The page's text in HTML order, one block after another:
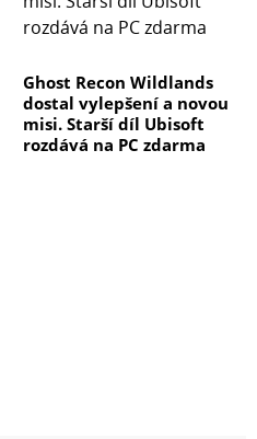
Ghost Recon Wildlands
dostal vylepšení a novou
misi. Starší díl Ubisoft
rozdává na PC zdarma